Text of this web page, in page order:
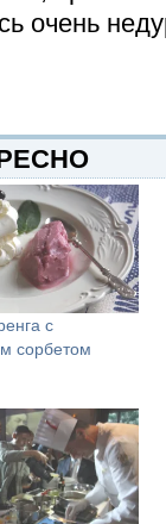
очень
с
сорбетом